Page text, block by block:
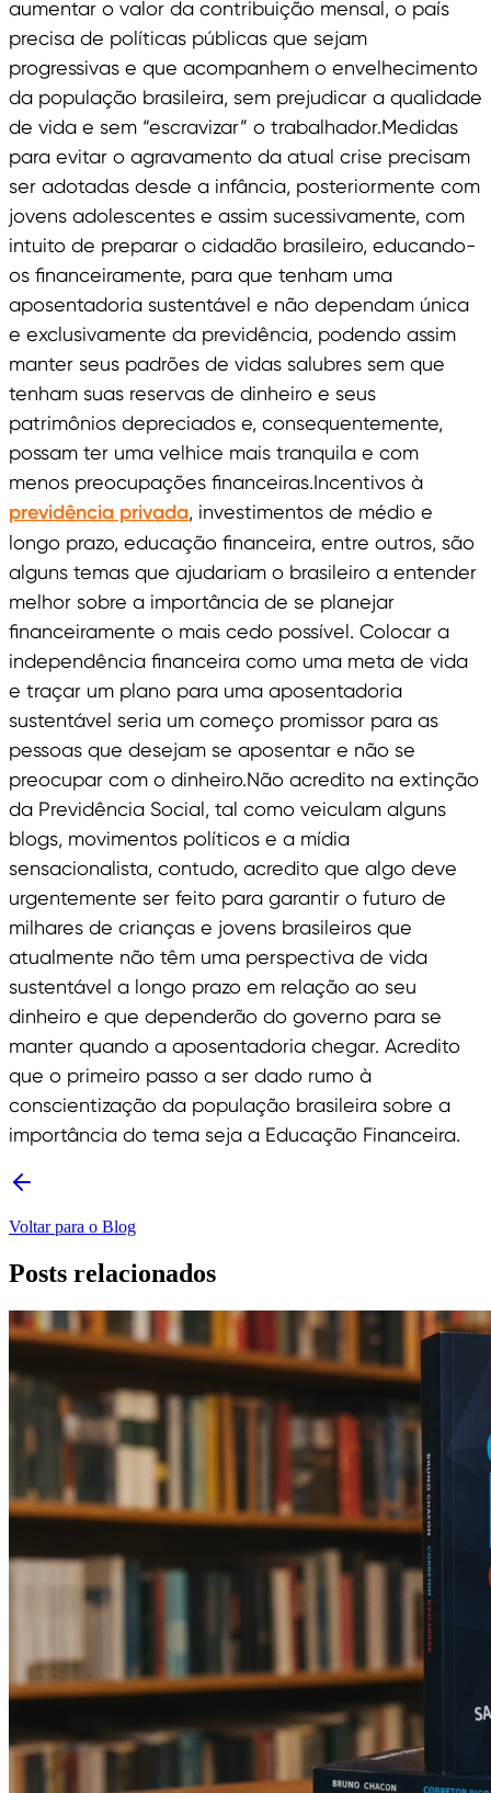
aumentar o valor da contribuição mensal, o país
precisa de políticas públicas que sejam
progressivas e que acompanhem o envelhecimento
da população brasileira, sem prejudicar a qualidade
de vida e sem “escravizar” o trabalhador.Medidas
para evitar o agravamento da atual crise precisam
ser adotadas desde a infância, posteriormente com
jovens adolescentes e assim sucessivamente, com
intuito de preparar o cidadão brasileiro, educando-
os financeiramente, para que tenham uma
aposentadoria sustentável e não dependam única
e exclusivamente da previdência, podendo assim
manter seus padrões de vidas salubres sem que
tenham suas reservas de dinheiro e seus
patrimônios depreciados e, consequentemente,
possam ter uma velhice mais tranquila e com
menos preocupações financeiras.Incentivos à
previdência privada, investimentos de médio e
longo prazo, educação financeira, entre outros, são
alguns temas que ajudariam o brasileiro a entender
melhor sobre a importância de se planejar
financeiramente o mais cedo possível. Colocar a
independência financeira como uma meta de vida
e traçar um plano para uma aposentadoria
sustentável seria um começo promissor para as
pessoas que desejam se aposentar e não se
preocupar com o dinheiro.Não acredito na extinção
da Previdência Social, tal como veiculam alguns
blogs, movimentos políticos e a mídia
sensacionalista, contudo, acredito que algo deve
urgentemente ser feito para garantir o futuro de
milhares de crianças e jovens brasileiros que
atualmente não têm uma perspectiva de vida
sustentável a longo prazo em relação ao seu
dinheiro e que dependerão do governo para se
manter quando a aposentadoria chegar. Acredito
que o primeiro passo a ser dado rumo à
conscientização da população brasileira sobre a
importância do tema seja a Educação Financeira.
Voltar para o Blog
Posts relacionados